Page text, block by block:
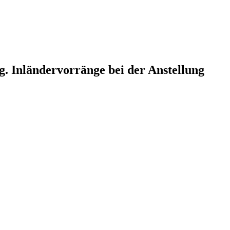
Inländervorränge bei der Anstellung